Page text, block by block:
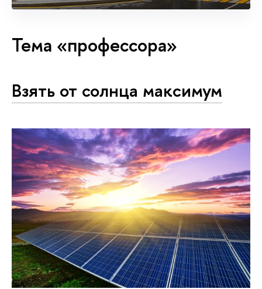
Тема «профессора»
Взять от солнца максимум